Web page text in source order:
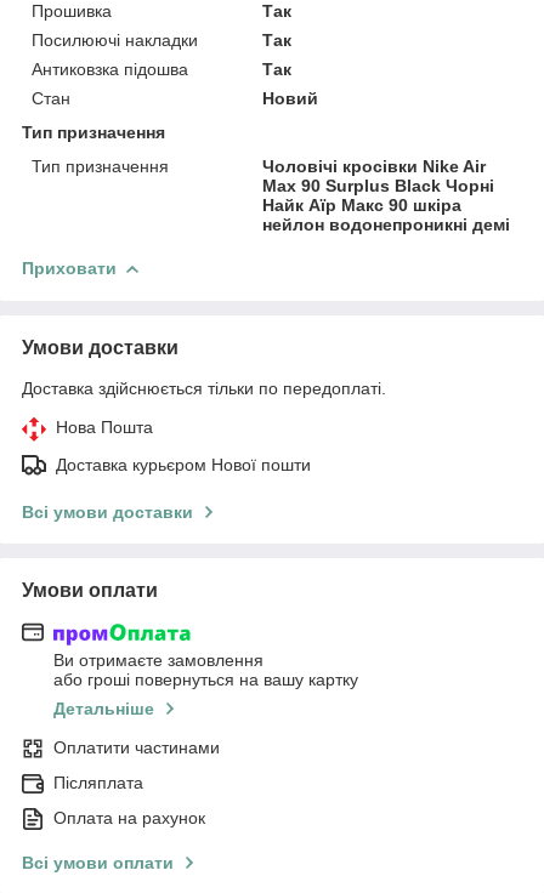
Прошивка
Так
Посилюючі накладки
Так
Антиковзка підошва
Так
Стан
Новий
Тип призначення
Тип призначення
Чоловічі кросівки Nike Air
Max 90 Surplus Black Чорні
Найк Аїр Макс 90 шкіра
нейлон водонепроникні демі
Приховати
Умови доставки
Доставка здійснюється тільки по передоплаті.
Нова Пошта
Доставка курьєром Нової пошти
Всі умови доставки
Умови оплати
Ви отримаєте замовлення
або гроші повернуться на вашу картку
Детальніше
Оплатити частинами
Післяплата
Оплата на рахунок
Всі умови оплати